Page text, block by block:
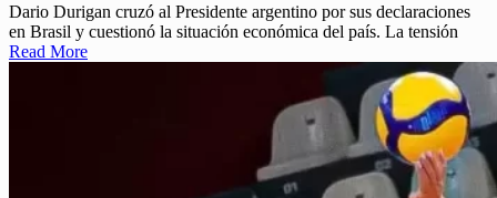
Dario Durigan cruzó al Presidente argentino por sus declaraciones
en Brasil y cuestionó la situación económica del país. La tensión
Read More